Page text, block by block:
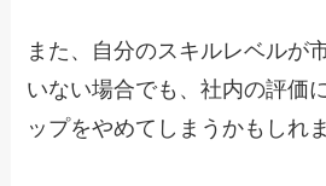
また、自分のスキルレベルが
いない場合でも、社内の評価
ップをやめてしまうかもしれ